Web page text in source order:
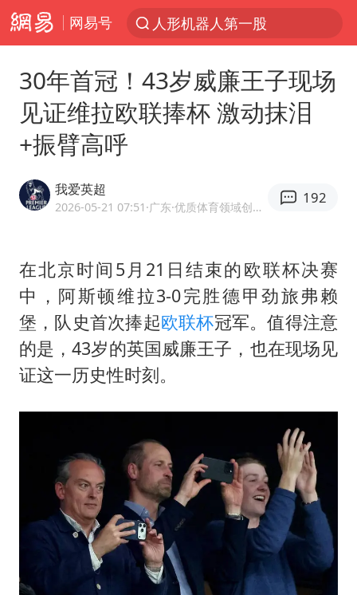
网易号
人形机器人第一股
台风“白海豚”登陆 各地各部门全力应对
多地银行上调存款利率
上海地铁4条线路全线停运
宇树申购 中一签有望赚20万元
白海豚可深入内陆制造大范围风雨
NBA传奇教练老尼尔森去世
男子结婚8年3个女儿都不是亲生
手机真会“偷听”我们说话吗
“皋”在低处
加沙约14万栋建筑被完全摧毁
从科技创新看开局起步的时与势
30年首冠！43岁威廉王子现场
见证维拉欧联捧杯 激动抹泪
+振臂高呼
我爱英超
2026-05-21 07:51 ·广东 ·优质体育领域创作者
192
在北京时间5月21日结束的欧联杯决赛
中，阿斯顿维拉3-0完胜德甲劲旅弗赖
堡，队史首次捧起欧联杯冠军。值得注意
的是，43岁的英国威廉王子，也在现场见
证这一历史性时刻。